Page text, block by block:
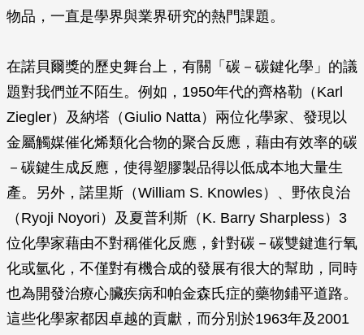
物品，一直是學界與業界研究的熱門課題。
在諾貝爾獎的歷史舞台上，有關「碳－碳鍵化學」的議
題對我們並不陌生。例如，1950年代的齊格勒（Karl
Ziegler）及納塔（Giulio Natta）兩位化學家、發現以
金屬觸媒催化烯類化合物的聚合反應，藉由有效率的碳
－碳鍵生成反應，使得塑膠製品得以低成本地大量生
產。另外，諾里斯（William S. Knowles）、野依良治
（Ryoji Noyori）及夏普利斯（K. Barry Sharpless）3
位化學家藉由不對稱催化反應，針對碳－碳雙鍵進行氧
化或氫化，不僅對有機合成的發展有很大的幫助，同時
也為開發治療心臟疾病和帕金森氏症的藥物鋪平道路。
這些化學家都因卓越的貢獻，而分別於1963年及2001